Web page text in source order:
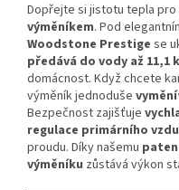
Dopřejte si jistotu tepla
výměníkem. Pod
Woodstone Prestige se
předává do vody až 11,1
domácnost. Když chcete
výměník jednoduše
Bezpečnost zajišťuje
regulace primárního
proudu. Díky našemu
výměníku zůstává výkon